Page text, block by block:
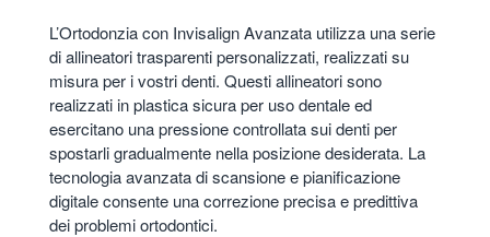
L’Ortodonzia con Invisalign Avanzata utilizza una serie
di allineatori trasparenti personalizzati, realizzati su
misura per i vostri denti. Questi allineatori sono
realizzati in plastica sicura per uso dentale ed
esercitano una pressione controllata sui denti per
spostarli gradualmente nella posizione desiderata. La
tecnologia avanzata di scansione e pianificazione
digitale consente una correzione precisa e predittiva
dei problemi ortodontici.